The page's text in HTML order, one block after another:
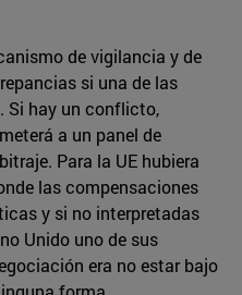
de vigilancia y de
si una de las
Si hay un conflicto,
a un panel de
Para la UE hubiera
las compensaciones
y si no interpretadas
Unido uno de sus
era no estar bajo